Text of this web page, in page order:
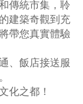
傳統市集，聆
建築奇觀到充
帶您真實體驗
、飯店接送服
化之都！